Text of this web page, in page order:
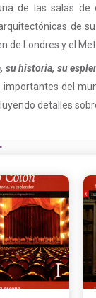
de las salas
de
de Londres y el
su historia, su
del
detalles